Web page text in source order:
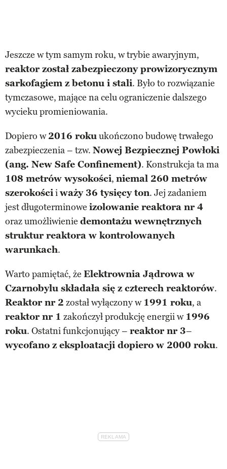
Jeszcze w tym samym roku, w trybie awaryjnym,
reaktor został zabezpieczony prowizorycznym
sarkofagiem z betonu i stali. Było to rozwiązanie
tymczasowe, mające na celu ograniczenie dalszego
wycieku promieniowania.
Dopiero w2016 rokuukończono budowę trwałego
zabezpieczenia – tzw. Nowej Bezpiecznej Powłoki
(ang. New Safe Confinement). Konstrukcja ta ma
108 metrów wysokości, niemal 260 metrów
szerokościiważy 36 tysięcy ton. Jej zadaniem
jest długoterminowe izolowanie reaktora nr 4
oraz umożliwienie demontażu wewnętrznych
struktur reaktora w kontrolowanych
warunkach.
Warto pamiętać, że Elektrownia Jądrowa w
Czarnobylu składała się z czterech reaktorów.
Reaktor nr 2 został wyłączony w 1991 roku, a
reaktor nr 1 zakończył produkcję energii w 1996
roku. Ostatni funkcjonujący – reaktor nr 3–
wycofano z eksploatacji dopiero w 2000 roku.